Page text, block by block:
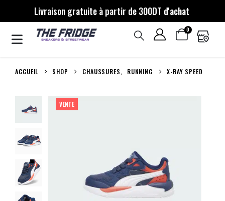
Livraison gratuite à partir de 300DT d'achat
0
ACCUEIL SHOP CHAUSSURES, RUNNING X-RAY SPEED
VENTE